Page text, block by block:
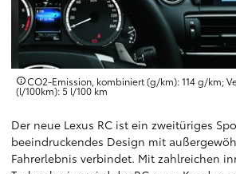
CO2-Emission, kombiniert (g/km): 114 g/km;
(l/100km): 5 l/100 km
Der neue Lexus RC ist ein zweitüriges
beeindruckendes Design mit
Fahrerlebnis verbindet. Mit zahlreichen